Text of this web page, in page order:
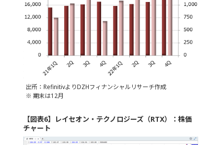
出所：RefinitivよりDZHフィナンシャルリサーチ作成
※ 期末は12月
【図表6】レイセオン・テクノロジーズ（RTX）：株価
チャート